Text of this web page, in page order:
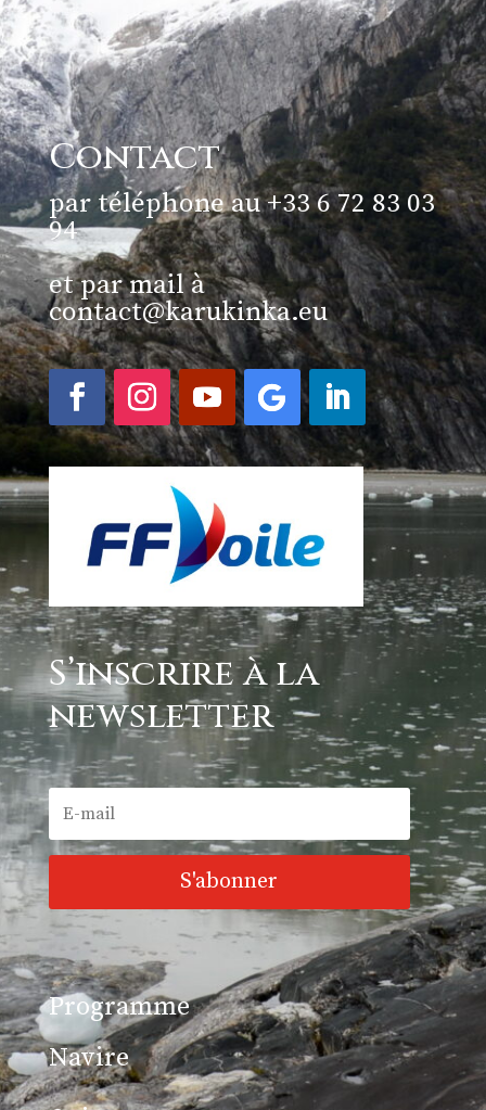
Contact
par téléphone au +33 6 72 83 03
94
et par mail à
contact@karukinka.eu
S’inscrire à la
newsletter
S'abonner
Programme
Navire